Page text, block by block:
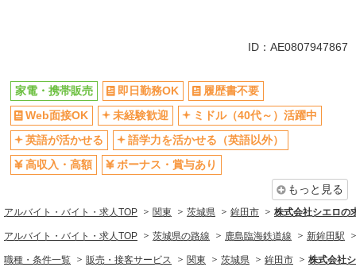
Web面接OK
未経験歓迎
ミドル（40代～）活躍中
英語が活かせる
語学力を活かせる（英語以外）
高収入・高額
ボーナス・賞与あり
昇給あり
髪型・髪色自由
ネイルOK
ピアスOK
車通勤OK
バイク通勤OK
交通費支給
ID：AE0807947867
家電・携帯販売 即日勤務OK
履歴書不要
Web面接OK
未経験歓迎
ミドル（40代～）活躍中
英語が活かせる
語学力を活かせる（英語以外）
高収入・高額
ボーナス・賞与あり
もっと見る
アルバイト・バイト・求人TOP 関東 茨城県 鉾田市 株式会社シエロの
アルバイト・バイト・求人TOP 茨城県の路線 鹿島臨海鉄道線 新鉾田駅
職種・条件一覧 販売・接客サービス 関東 茨城県 鉾田市 株式会社